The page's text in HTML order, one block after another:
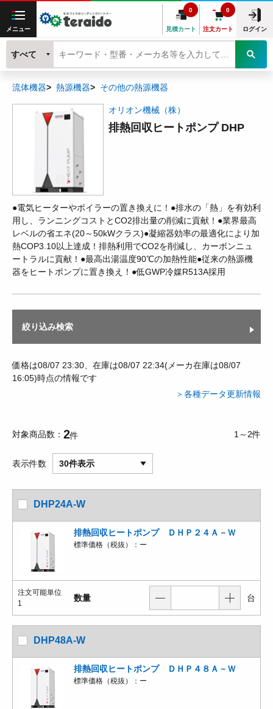
メニュー 見積カート
0
注文カート
0
ログイン
すべて
流体機器 熱源機器 その他の熱源機器
オリオン機械（株）
排熱回収ヒートポンプ DHP
●電気ヒーターやボイラーの置き換えに！●排水の「熱」を有効利
用し、ランニングコストとCO2排出量の削減に貢献！●業界最高
レベルの省エネ(20～50kWクラス)●凝縮器効率の最適化により加
熱COP3.10以上達成！排熱利用でCO2を削減し、カーボンニュ
ートラルに貢献！●最高出湯温度90℃の加熱性能●従来の熱源機
器をヒートポンプに置き換え！●低GWP冷媒R513A採用
絞り込み検索
価格は08/07 23:30、在庫は08/07 22:34(メーカ在庫は08/07
16:05)時点の情報です
＞各種データ更新情報
対象商品数 2件 1～2件
表示件数 30件表示
DHP24A-W
排熱回収ヒートポンプ ＤＨＰ２４Ａ－Ｗ
標準価格（税抜）： ー
注文可能単位
1
数量 台
DHP48A-W
排熱回収ヒートポンプ ＤＨＰ４８Ａ－Ｗ
標準価格（税抜）： ー